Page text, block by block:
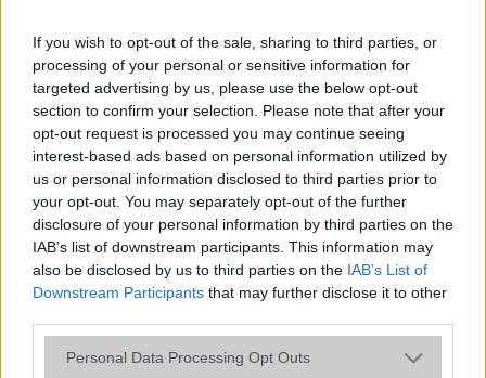
If you wish to opt-out of the sale, sharing to third parties, or
processing of your personal or sensitive information for
targeted advertising by us, please use the below opt-out
section to confirm your selection. Please note that after your
opt-out request is processed you may continue seeing
interest-based ads based on personal information utilized by
us or personal information disclosed to third parties prior to
your opt-out. You may separately opt-out of the further
disclosure of your personal information by third parties on the
IAB’s list of downstream participants. This information may
also be disclosed by us to third parties on the IAB’s List of
Downstream Participants that may further disclose it to other
Please note that this website/app uses one or more Google
Personal Data Processing Opt Outs
kategóriában 12.000,-ért. Már meg is vettem volna, de a boltban
néztek rám mint a fehér egérre...
Attila
Akkor nem is nagyon lehet kapni? Pedig agyon van reklámozva...
Egyébként ezért a pénzért szerintem nagyon jó vétel lenne...
gumiribizli